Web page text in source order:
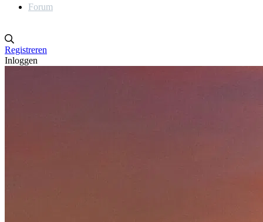
Forum
Registreren
Inloggen